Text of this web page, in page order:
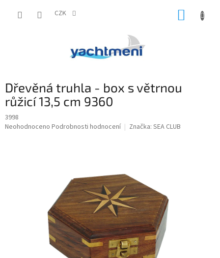
CZK
Dřevěná truhla - box s větrnou
růžicí 13,5 cm 9360
3998
Průměrné
Neohodnoceno Podrobnosti hodnocení Značka: SEA CLUB